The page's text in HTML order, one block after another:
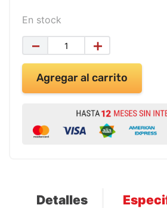
En stock
＋
－
Agregar al carrito
Detalles